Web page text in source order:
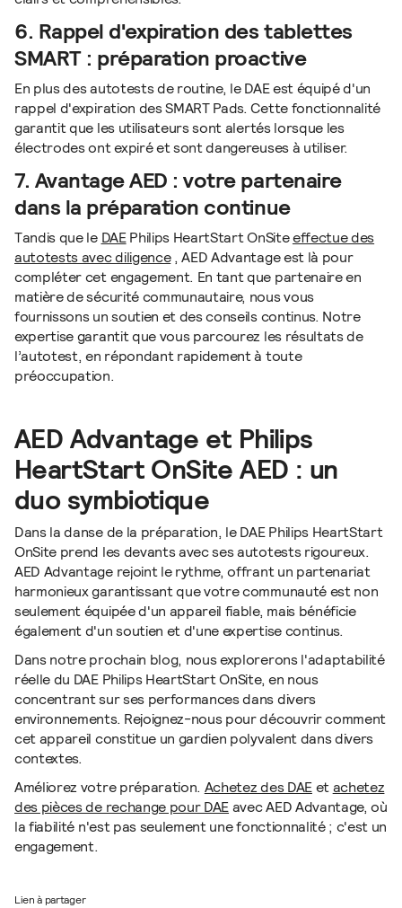
6. Rappel d'expiration des tablettes
SMART : préparation proactive
En plus des autotests de routine, le DAE est équipé d'un
rappel d'expiration des SMART Pads. Cette fonctionnalité
garantit que les utilisateurs sont alertés lorsque les
électrodes ont expiré et sont dangereuses à utiliser.
7. Avantage AED : votre partenaire
dans la préparation continue
Tandis que le DAEPhilips HeartStart OnSiteeffectue des
autotests avec diligence, AED Advantage est là pour
compléter cet engagement. En tant que partenaire en
matière de sécurité communautaire, nous vous
fournissons un soutien et des conseils continus. Notre
expertise garantit que vous parcourez les résultats de
l’autotest, en répondant rapidement à toute
préoccupation.
AED Advantage et Philips
HeartStart OnSite AED : un
duo symbiotique
Dans la danse de la préparation, le DAE Philips HeartStart
OnSite prend les devants avec ses autotests rigoureux.
AED Advantage rejoint le rythme, offrant un partenariat
harmonieux garantissant que votre communauté est non
seulement équipée d'un appareil fiable, mais bénéficie
également d'un soutien et d'une expertise continus.
Dans notre prochain blog, nous explorerons l'adaptabilité
réelle du DAE Philips HeartStart OnSite, en nous
concentrant sur ses performances dans divers
environnements. Rejoignez-nous pour découvrir comment
cet appareil constitue un gardien polyvalent dans divers
contextes.
Améliorez votre préparation. Achetez des DAEetachetez
des pièces de rechange pour DAEavec AED Advantage, où
la fiabilité n'est pas seulement une fonctionnalité ; c'est un
engagement.
Lien à partager